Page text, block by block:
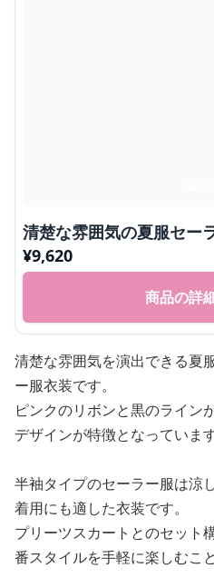
清楚な雰囲気の夏服セー
¥9,620
商品の詳
清楚な雰囲気を演出できる夏
ー服衣装です。
ピンクのリボンと黒のライン
デザインが特徴となっています
半袖タイプのセーラー服は涼
着用にも適した衣装です。
プリーツスカートとのセット
番スタイルを手軽に楽しむこ